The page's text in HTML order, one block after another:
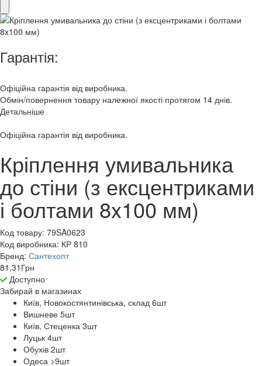
Гарантія:
Офіційна гарантія від виробника.
Обмін/повернення товару належної якості протягом 14 днів.
Детальніше
Офіційна гарантія від виробника.
Кріплення умивальника
до стіни (з ексцентриками
і болтами 8x100 мм)
Код товару: 79SA0623
Код виробника: КР 810
Бренд: Сантехопт
81,31 Грн
Доступно
Забирай в магазинах
Київ, Новокостянтинівська, склад 6шт
Вишневе 5шт
Київ, Стеценка 3шт
Луцьк 4шт
Обухів 2шт
Одеса >9шт